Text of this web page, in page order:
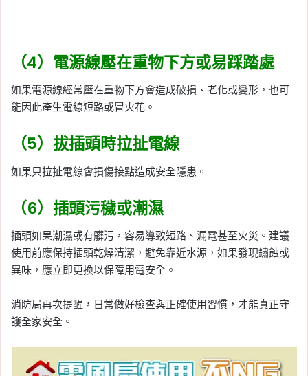
（4）電源線壓在重物下方或易踩踏處
如果電源線經常壓在重物下方會造成破損、老化或變形，也可
能因此產生電線短路或冒火花。
（5）拔插頭時拉扯電線
如果只拉扯電線會損傷接點造成安全隱患。
（6）插頭污穢或潮濕
插頭如果潮濕或有髒污，容易導致短路、漏電甚至火災。建議
使用前應保持插頭乾燥清潔，避免靠近水源，如果發現鏽蝕或
異味，應立即更換以保障用電安全。
消防局再次提醒，日常做好檢查與正確使用習慣，才能真正守
護全家安全。